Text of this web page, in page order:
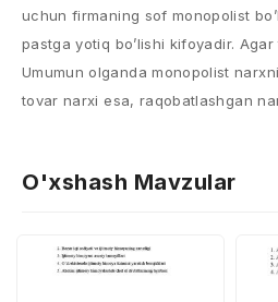
uchun firmaning sof monopolist
pastga yotiq bo’lishi kifoyadir.
Umumun olganda monopolist
tovar narxi esa, raqobatlashgan
O'xshash Mavzular